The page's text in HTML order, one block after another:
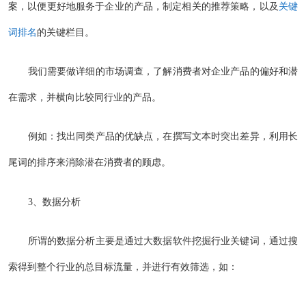
案，以便更好地服务于企业的产品，制定相关的推荐策略，以及关键
词排名的关键栏目。
我们需要做详细的市场调查，了解消费者对企业产品的偏好和潜
在需求，并横向比较同行业的产品。
例如：找出同类产品的优缺点，在撰写文本时突出差异，利用长
尾词的排序来消除潜在消费者的顾虑。
3、数据分析
所谓的数据分析主要是通过大数据软件挖掘行业关键词，通过搜
索得到整个行业的总目标流量，并进行有效筛选，如：